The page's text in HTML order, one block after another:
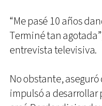
“Me pasé 10 años
Terminé tan
entrevista televisiva.
No obstante,
impulsó a desarrollar